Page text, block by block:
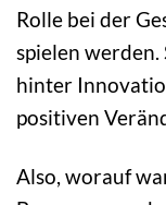
Rolle bei der
spielen
hinter
positiven
Also, worauf